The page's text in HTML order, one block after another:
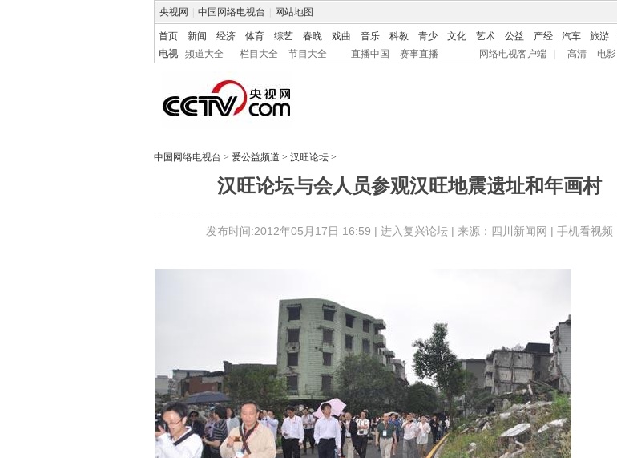
央视网 中国网络电视台 网站地图
首页 新闻 经济 体育 综艺 春晚 戏曲 音乐 科教 青少 文化 艺术 公益 产经 汽车 旅游
电视
频道大全 栏目大全 节目大全 直播中国 赛事直播 网络电视客户端 高清 电影
中国网络电视台 > 爱公益频道 > 汉旺论坛 >
汉旺论坛与会人员参观汉旺地震遗址和年画村
发布时间:2012年05月17日 16:59 | 进入复兴论坛| 来源：四川新闻网 | 手机看视频